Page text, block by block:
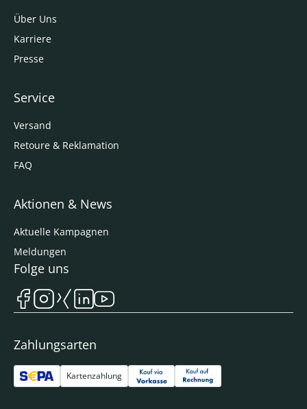
Über Uns
Karriere
Presse
Service
Versand
Retoure & Reklamation
FAQ
Aktionen & News
Aktuelle Kampagnen
Meldungen
Zahlungsarten
Kartenzahlung
Folge uns